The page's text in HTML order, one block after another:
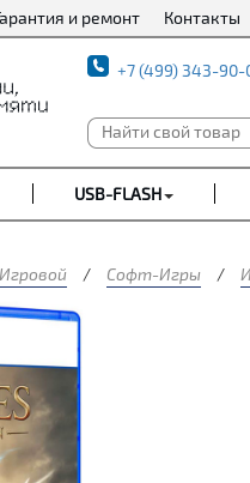
и ремонт Контакты
+7 (499) 343-90-
USB-FLASH
/ Софт-Игры /